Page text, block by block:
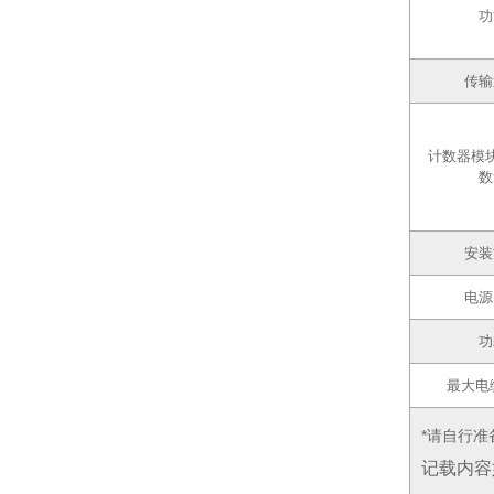
传
计数器模
安
电
最大电
*请自行准
记载内